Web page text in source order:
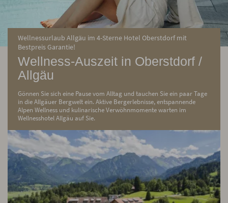
Wellnessurlaub Allgäu im 4-Sterne Hotel Oberstdorf mit
Bestpreis Garantie!
Wellness-Auszeit in Oberstdorf /
Allgäu
Gönnen Sie sich eine Pause vom Alltag und tauchen Sie ein paar Tage
in die Allgäuer Bergwelt ein. Aktive Bergerlebnisse, entspannende
Alpen Wellness und kulinarische Verwöhnmomente warten im
Wellnesshotel Allgäu auf Sie.